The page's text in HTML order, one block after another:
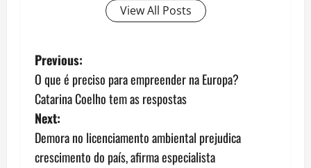
View All Posts
P
o
s
t
Previous:
O que é preciso para empreender na Europa?
Catarina Coelho tem as respostas
Next:
Demora no licenciamento ambiental prejudica
crescimento do país, afirma especialista